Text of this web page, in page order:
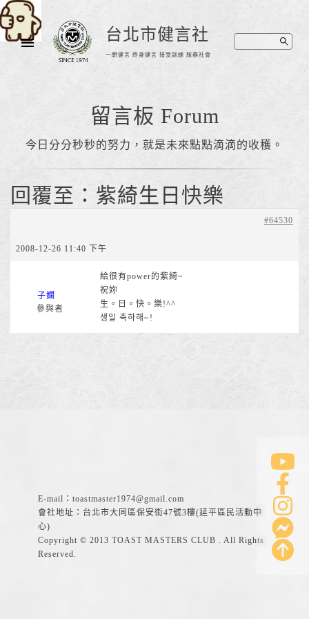
台北市健言社
一朝健言 終身健言 接受訓練 服務社會
留言板 Forum
今日分分秒秒的努力，就是未來點點滴滴的收穫。
回覆至：紫綺生日快樂
2008-12-26 11:40 下午
#64530
子嫻
參與者
給很有power的紫綺~
祝妳
生。日。快。樂!^^
생일 축하해~!
E-mail： toastmaster1974@gmail.com
會社地址：台北市大同區保安街47號3樓(延平區民活動中
心)
Copyright © 2013 TOAST MASTERS CLUB . All Rights
Reserved.